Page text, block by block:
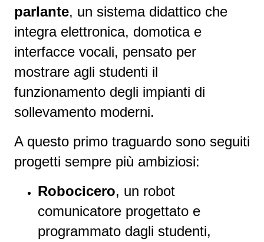
parlante, un sistema didattico che
integra elettronica, domotica e
interfacce vocali, pensato per
mostrare agli studenti il
funzionamento degli impianti di
sollevamento moderni.
A questo primo traguardo sono seguiti
progetti sempre più ambiziosi:
Robocicero, un robot
comunicatore progettato e
programmato dagli studenti,